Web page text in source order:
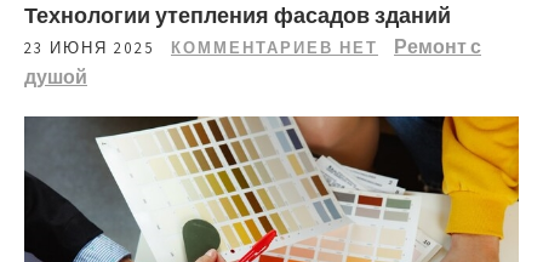
Технологии утепления фасадов зданий
23 ИЮНЯ 2025 КОММЕНТАРИЕВ НЕТ
Ремонт с
душой